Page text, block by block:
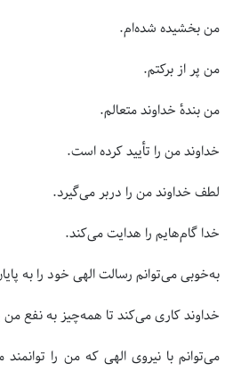
من بخشیده شده‌ام.
من پر از برکتم.
من بندهٔ خداوند متعالم.
خداوند من را تأیید کرده است.
لطف خداوند من را دربر می‌گیرد.
خدا گام‌هایم را هدایت می‌کند.
به‌خوبی می‌توانم رسالت الهی خود را به
خداوند کاری می‌کند تا همه‌چیز به نفع
می‌توانم با نیروی الهی که من را توانمند